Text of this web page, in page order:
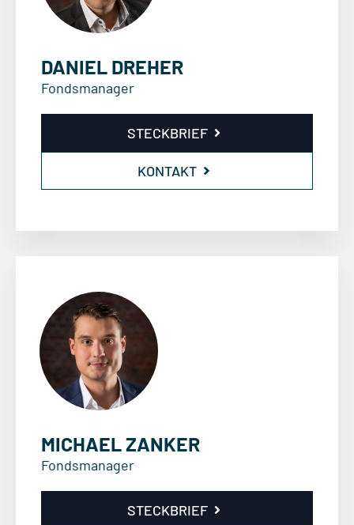
DANIEL DREHER
Fondsmanager
STECKBRIEF
KONTAKT
MICHAEL ZANKER
Fondsmanager
STECKBRIEF